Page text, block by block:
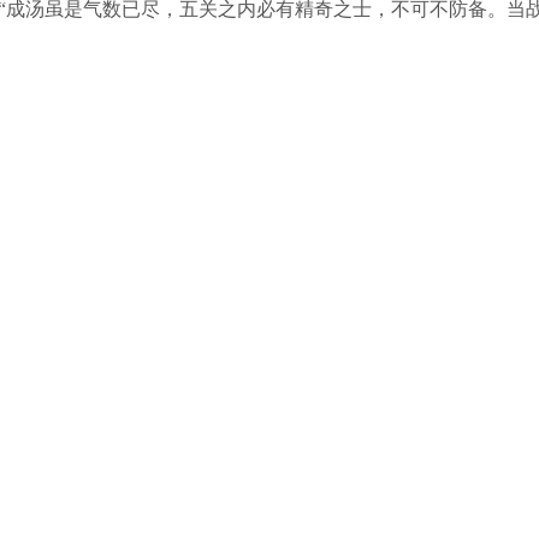
虽是气数已尽，五关之内必有精奇之士，不可不防备。当